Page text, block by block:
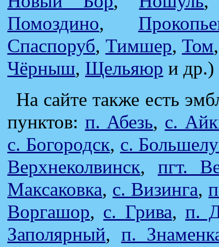
Помоздино,
Спаспоруб, Тимшер, Том
Чёрныш, Щельяюр и др.)
На сайте также есть
пунктов: п. Абезь, с.
c. Богородск, с.
Верхнеколвинск, пгт.
Максаковка, с. Визинга,
Воргашор, с. Грива, п.
Заполярный, п.